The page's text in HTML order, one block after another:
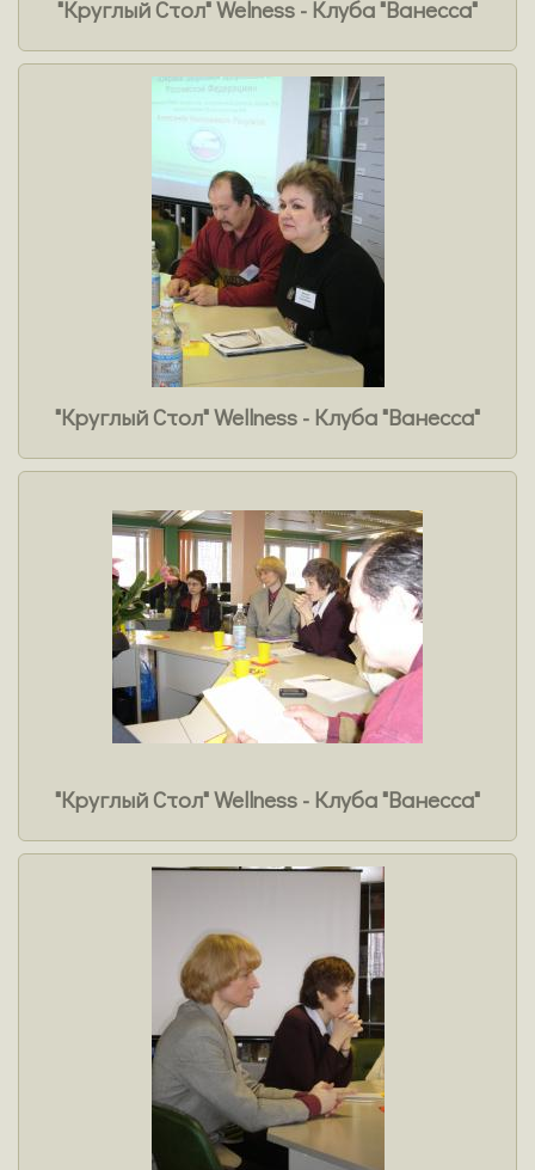
"Круглый Стол" Welness - Клуба "Ванесса"
"Круглый Стол" Wellness - Клуба "Ванесса"
"Круглый Стол" Wellness - Клуба "Ванесса"